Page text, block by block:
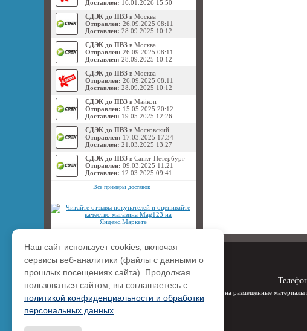
Доставлен: 16.01.2026 15:50
СДЭК до ПВЗ в Москва
Отправлен: 26.09.2025 08:11
Доставлен: 28.09.2025 10:12
СДЭК до ПВЗ в Москва
Отправлен: 26.09.2025 08:11
Доставлен: 28.09.2025 10:12
СДЭК до ПВЗ в Москва
Отправлен: 26.09.2025 08:11
Доставлен: 28.09.2025 10:12
СДЭК до ПВЗ в Майкоп
Отправлен: 15.05.2025 20:12
Доставлен: 19.05.2025 12:26
СДЭК до ПВЗ в Московский
Отправлен: 17.03.2025 17:34
Доставлен: 21.03.2025 13:27
СДЭК до ПВЗ в Санкт-Петербург
Отправлен: 09.03.2025 11:21
Доставлен: 12.03.2025 09:41
Все примеры доставок
Права на размещённые
Наш сайт использует cookies, включая
сервисы веб-аналитики (файлы с данными о
прошлых посещениях сайта). Продолжая
пользоваться сайтом, вы соглашаетесь с
политикой конфиденциальности и обработки
персональных данных